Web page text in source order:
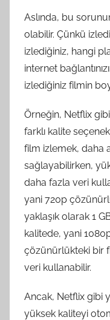
Aslında, bu
olabilir. Çünkü
izlediğiniz, hangi
internet
izlediğiniz filmin
Örneğin, Netflix
farklı kalite
film izlemek, daha
sağlayabilirken,
daha fazla veri
yani 720p
yaklaşık olarak 1
kalitede, yani
çözünürlükteki bir
veri kullanabilir.
Ancak, Netflix gibi
yüksek kaliteyi